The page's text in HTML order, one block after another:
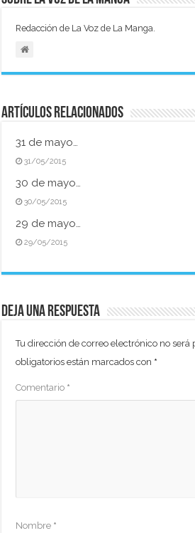
Redacción de La Voz de La Manga.
Artículos relacionados
31 de mayo…
31/05/2015
30 de mayo…
30/05/2015
29 de mayo…
29/05/2015
Deja una respuesta
Tu dirección de correo electrónico no será
obligatorios están marcados con *
Comentario *
Nombre *